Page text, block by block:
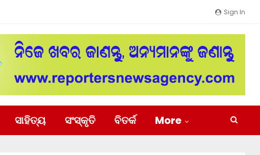
Sign In
ସାହିତ୍ୟ ସଂସ୍କୃତି ବିତର୍କ More